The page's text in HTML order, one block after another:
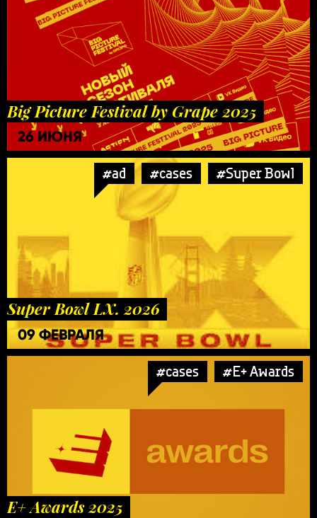
Big Picture Festival by Grape 2025
26 ИЮНЯ
#ad #cases #Super Bowl
Super Bowl LX. 2026
09 ФЕВРАЛЯ
#cases #E+ Awards
E+ Awards 2025